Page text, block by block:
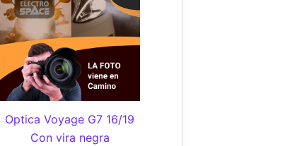
Optica Voyage G7 16/19
Con vira negra